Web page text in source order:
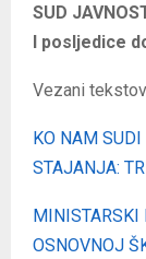
SUD
I posljedice
Vezani
KO NAM
STAJANJA:
MINISTARSKI
OSNOVNOJ